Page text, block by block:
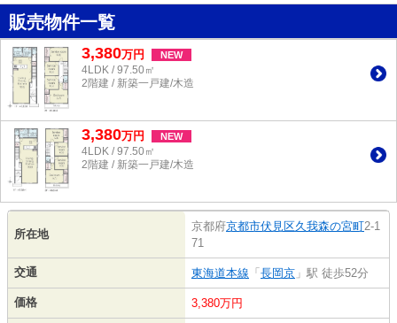
販売物件一覧
3,380万円 NEW
4LDK / 97.50㎡
2階建 / 新築一戸建/木造
3,380万円 NEW
4LDK / 97.50㎡
2階建 / 新築一戸建/木造
所在地
京都府京都市伏見区久我森の宮町2-1
71
交通 東海道本線 「 長岡京 」駅 徒歩52分
価格 3,380万円